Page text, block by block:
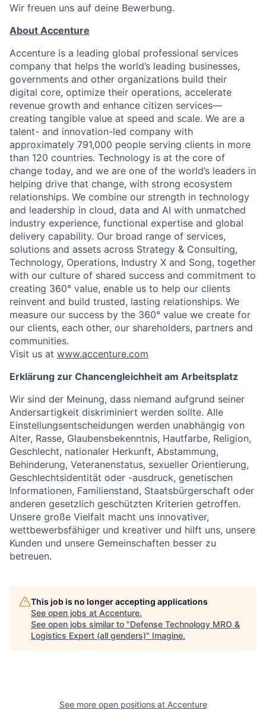
Wir freuen uns auf deine Bewerbung.
About Accenture
Accenture is a leading global professional services
company that helps the world’s leading businesses,
governments and other organizations build their
digital core, optimize their operations, accelerate
revenue growth and enhance citizen services—
creating tangible value at speed and scale. We are a
talent- and innovation-led company with
approximately 791,000 people serving clients in more
than 120 countries. Technology is at the core of
change today, and we are one of the world’s leaders in
helping drive that change, with strong ecosystem
relationships. We combine our strength in technology
and leadership in cloud, data and AI with unmatched
industry experience, functional expertise and global
delivery capability. Our broad range of services,
solutions and assets across Strategy & Consulting,
Technology, Operations, Industry X and Song, together
with our culture of shared success and commitment to
creating 360° value, enable us to help our clients
reinvent and build trusted, lasting relationships. We
measure our success by the 360° value we create for
our clients, each other, our shareholders, partners and
communities.
Visit us at www.accenture.com
Erklärung zur Chancengleichheit am Arbeitsplatz
Wir sind der Meinung, dass niemand aufgrund seiner
Andersartigkeit diskriminiert werden sollte. Alle
Einstellungsentscheidungen werden unabhängig von
Alter, Rasse, Glaubensbekenntnis, Hautfarbe, Religion,
Geschlecht, nationaler Herkunft, Abstammung,
Behinderung, Veteranenstatus, sexueller Orientierung,
Geschlechtsidentität oder -ausdruck, genetischen
Informationen, Familienstand, Staatsbürgerschaft oder
anderen gesetzlich geschützten Kriterien getroffen.
Unsere große Vielfalt macht uns innovativer,
wettbewerbsfähiger und kreativer und hilft uns, unsere
Kunden und unsere Gemeinschaften besser zu
betreuen.
This job is no longer accepting applications
See open jobs at Accenture.
See open jobs similar to "Defense Technology MRO &
Logistics Expert (all genders)" Imagine.
See more open positions at Accenture